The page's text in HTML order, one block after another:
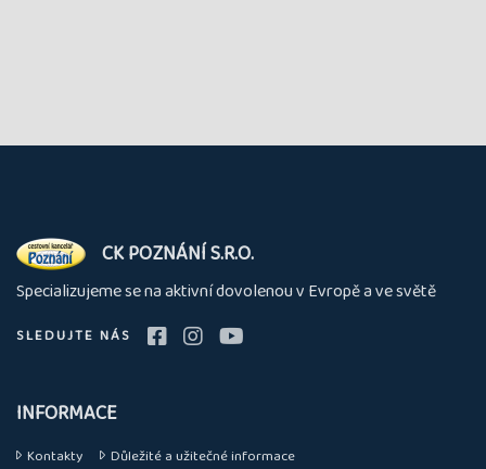
O
nás
CK POZNÁNÍ S.R.O.
Specializujeme se na aktivní dovolenou v Evropě a ve světě
SLEDUJTE NÁS
INFORMACE
Kontakty
Důležité a užitečné informace